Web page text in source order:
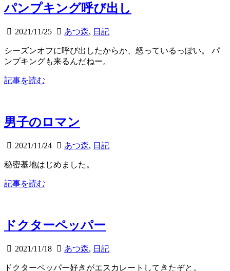
パンプキング呼び出し
2021/11/25 あつ森, 日記
シーズンオフに呼び出したからか、怒っているっぽい。 パ
ンプキングも来るんだねー。
記事を読む
男子のロマン
2021/11/24 あつ森, 日記
秘密基地はじめました。
記事を読む
ドクターペッパー
2021/11/18 あつ森, 日記
ドクターペッパー好きがエスカレートしてきたぞと。